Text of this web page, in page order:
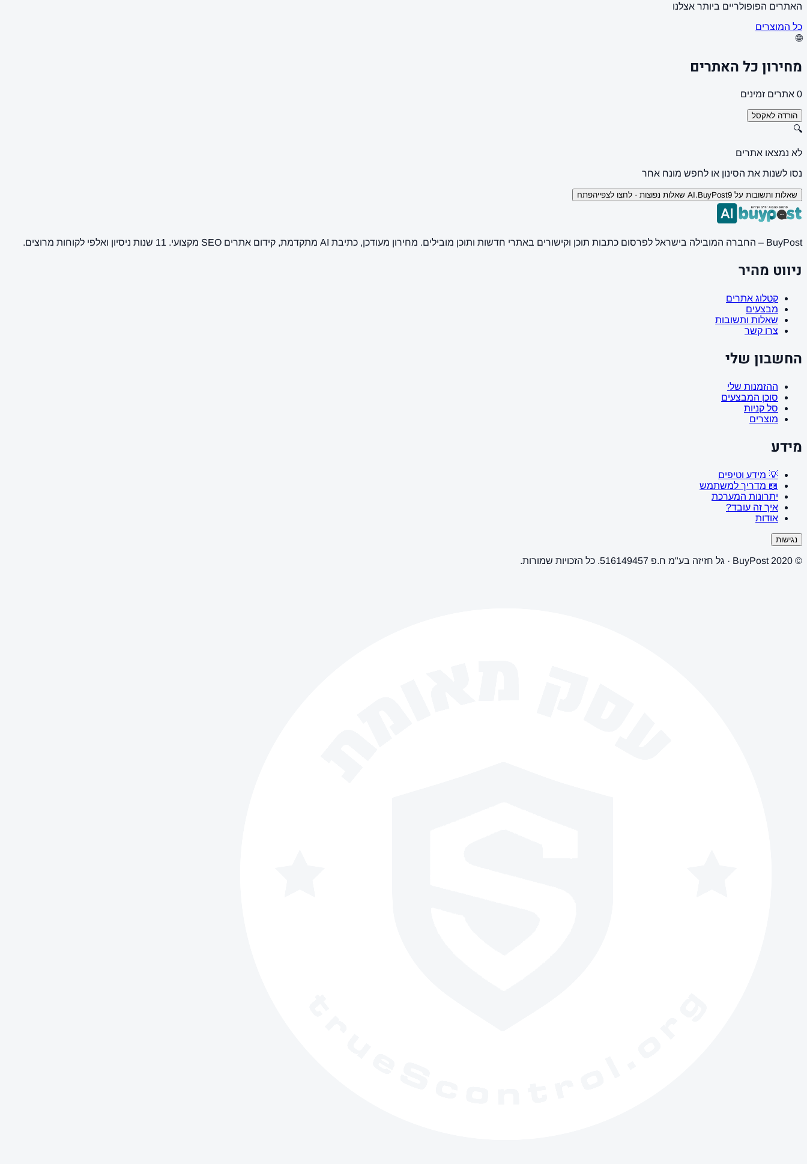
האתרים הפופולריים ביותר אצלנו
כל המוצרים
🌐
מחירון כל האתרים
0 אתרים זמינים
הורדה לאקסל
🔍
לא נמצאו אתרים
נסו לשנות את הסינון או לחפש מונח אחר
שאלות ותשובות על AI.BuyPost 9 שאלות נפוצות · לחצו לצפייה פתח
BuyPost – החברה המובילה בישראל לפרסום כתבות תוכן וקישורים באתרי חדשות ותוכן מובילים. מחירון מעודכן, כתיבת AI מתקדמת, קידום אתרים SEO מקצועי. 11 שנות ניסיון ואלפי לקוחות מרוצים.
ניווט מהיר
קטלוג אתרים
מבצעים
שאלות ותשובות
צרו קשר
החשבון שלי
ההזמנות שלי
סוכן המבצעים
סל קניות
מוצרים
מידע
💡 מידע וטיפים
📖 מדריך למשתמש
יתרונות המערכת
איך זה עובד?
אודות
נגישות
© 2020 BuyPost · גל חזיזה בע"מ ח.פ 516149457. כל הזכויות שמורות.